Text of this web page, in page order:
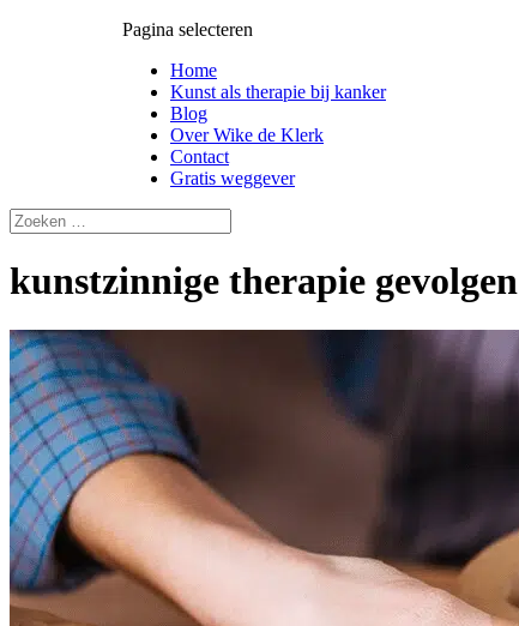
Pagina selecteren
Home
Kunst als therapie bij kanker
Blog
Over Wike de Klerk
Contact
Gratis weggever
kunstzinnige therapie gevolgen